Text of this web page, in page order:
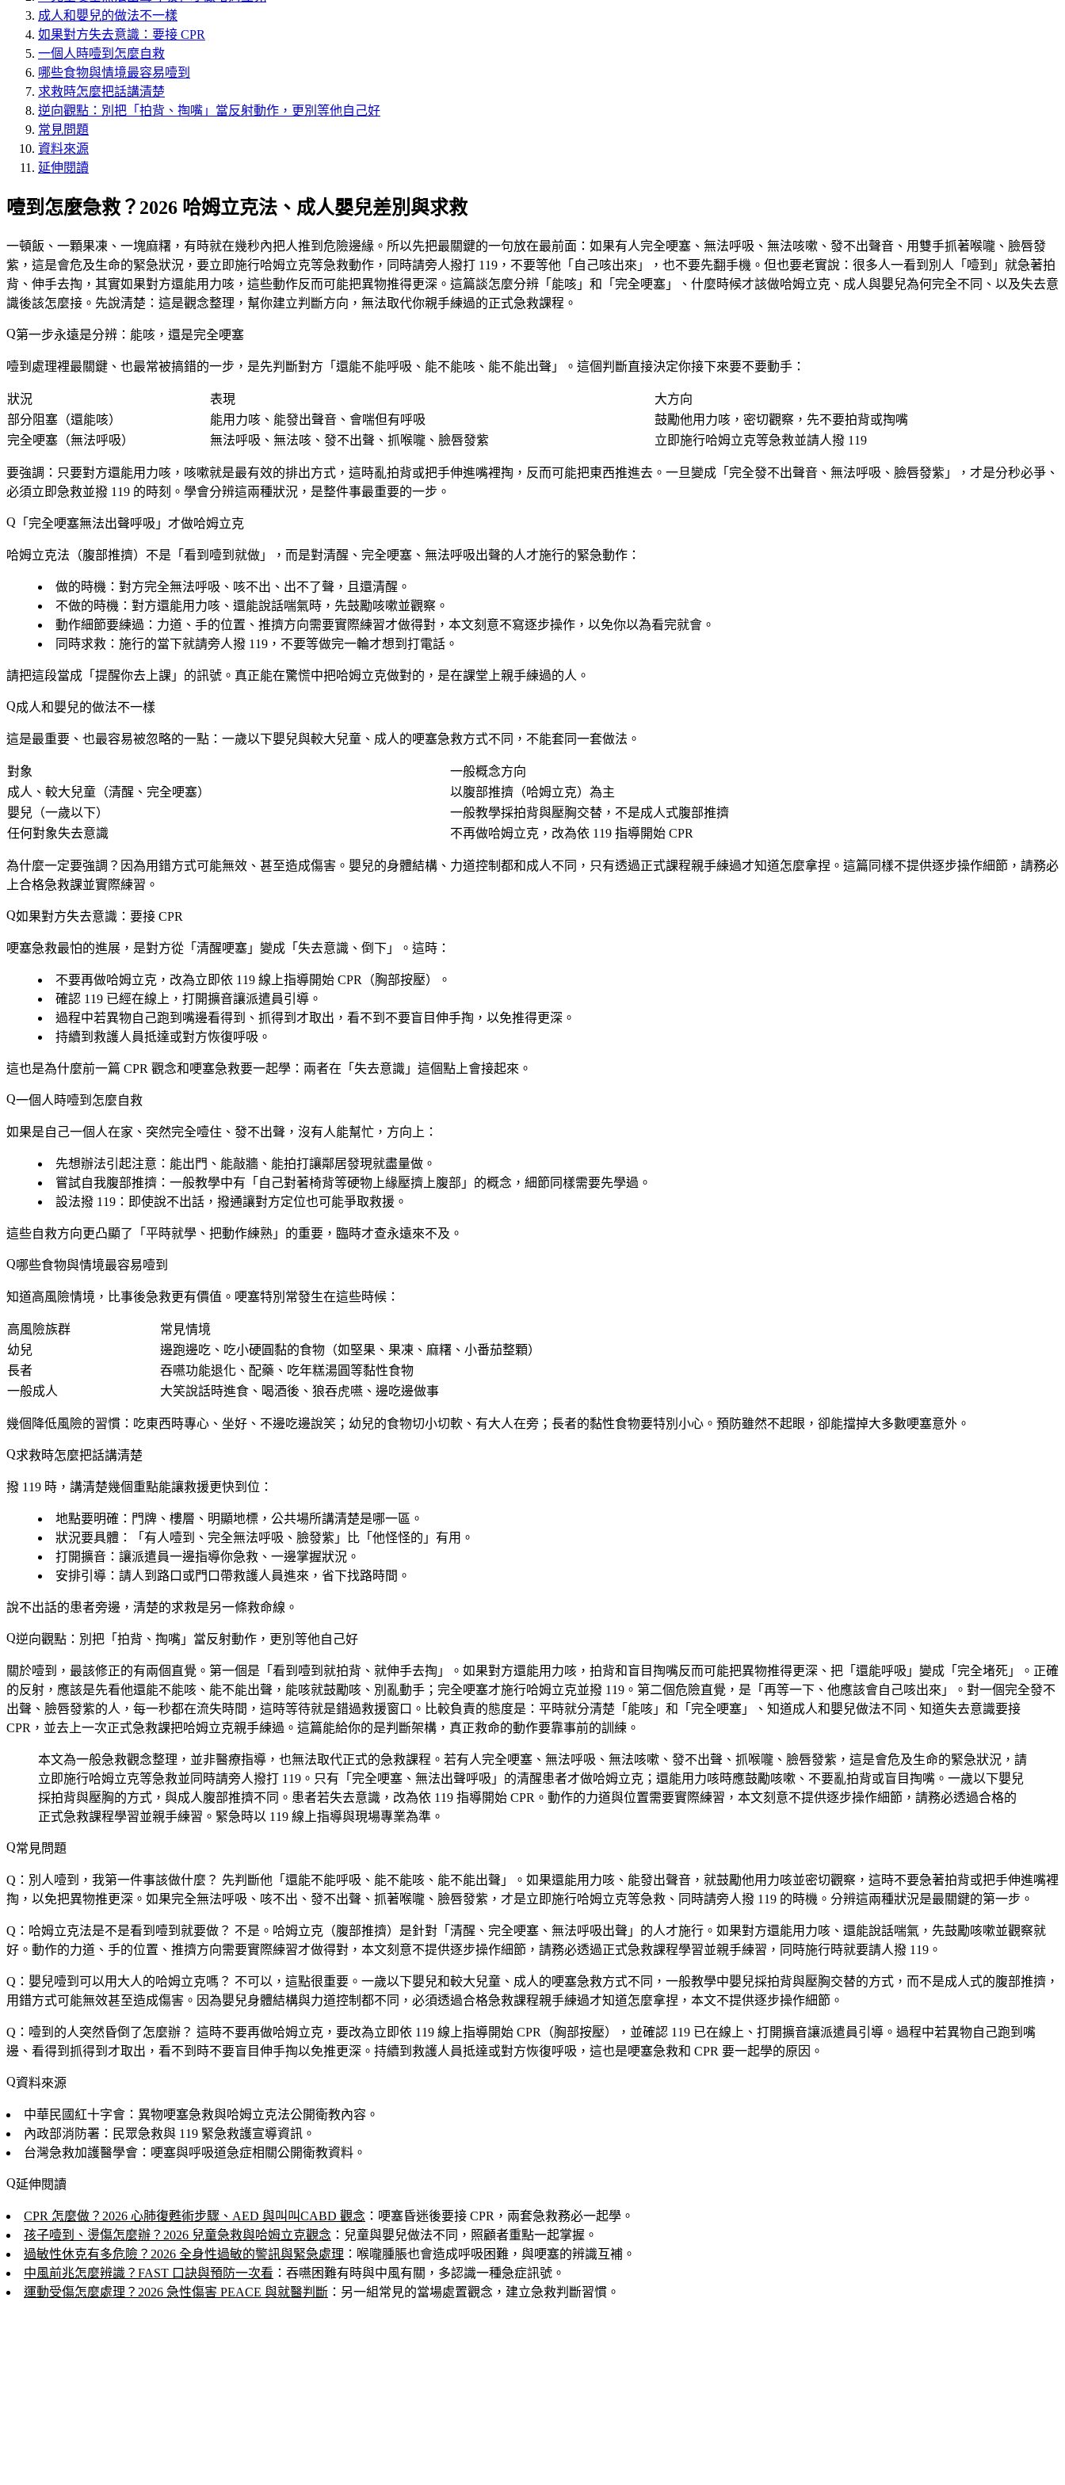
成人和嬰兒的做法不一樣
如果對方失去意識：要接 CPR
一個人時噎到怎麼自救
哪些食物與情境最容易噎到
求救時怎麼把話講清楚
逆向觀點：別把「拍背、掏嘴」當反射動作，更別等他自己好
常見問題
資料來源
延伸閱讀
噎到怎麼急救？2026 哈姆立克法、成人嬰兒差別與求救
一頓飯、一顆果凍、一塊麻糬，有時就在幾秒內把人推到危險邊緣。所以先把最關鍵的一句放在最前面： 如果有人完全哽塞、無法呼吸、無法咳嗽、發不出聲音、用雙手抓著喉嚨、臉唇發
紫，這是會危及生命的緊急狀況，要立即施行哈姆立克等急救動作，同時請旁人撥打 119 ，不要等他「自己咳出來」，也不要先翻手機。但也要老實說：很多人一看到別人「噎到」就急著拍
背、伸手去掏，其實如果對方還能用力咳，這些動作反而可能把異物推得更深。這篇談怎麼分辨「能咳」和「完全哽塞」、什麼時候才該做哈姆立克、成人與嬰兒為何完全不同、以及失去意
識後該怎麼接。先說清楚： 這是觀念整理，幫你建立判斷方向，無法取代你親手練過的正式急救課程 。
第一步永遠是分辨：能咳，還是完全哽塞
噎到處理裡最關鍵、也最常被搞錯的一步，是先判斷對方「還能不能呼吸、能不能咳、能不能出聲」。這個判斷直接決定你接下來要不要動手：
狀況 表現
大方向
部分阻塞（還能咳）
能用力咳、能發出聲音、會喘但有呼吸
鼓勵他用力咳，密切觀察，先不要拍背或掏嘴
完全哽塞（無法呼吸）
無法呼吸、無法咳、發不出聲、抓喉嚨、臉唇發紫 立即施行哈姆立克等急救並請人撥 119
要強調： 只要對方還能用力咳，咳嗽就是最有效的排出方式 ，這時亂拍背或把手伸進嘴裡掏，反而可能把東西推進去。一旦變成「完全發不出聲音、無法呼吸、臉唇發紫」，才是分秒必爭、
必須立即急救並撥 119 的時刻。學會分辨這兩種狀況，是整件事最重要的一步。
「完全哽塞無法出聲呼吸」才做哈姆立克
哈姆立克法（腹部推擠）不是「看到噎到就做」，而是對清醒、完全哽塞、無法呼吸出聲的人才施行的緊急動作：
做的時機 ：對方完全無法呼吸、咳不出、出不了聲，且還清醒。
不做的時機 ：對方還能用力咳、還能說話喘氣時，先鼓勵咳嗽並觀察。
動作細節要練過 ：力道、手的位置、推擠方向需要實際練習才做得對， 本文刻意不寫逐步操作 ，以免你以為看完就會。
同時求救 ：施行的當下就請旁人撥 119，不要等做完一輪才想到打電話。
請把這段當成「提醒你去上課」的訊號。真正能在驚慌中把哈姆立克做對的，是在課堂上親手練過的人。
成人和嬰兒的做法不一樣
這是最重要、也最容易被忽略的一點： 一歲以下嬰兒與較大兒童、成人的哽塞急救方式不同，不能套同一套做法 。
對象
一般概念方向
成人、較大兒童（清醒、完全哽塞）
以腹部推擠（哈姆立克）為主
嬰兒（一歲以下）
一般教學採拍背與壓胸交替，不是成人式腹部推擠
任何對象失去意識
不再做哈姆立克，改為依 119 指導開始 CPR
為什麼一定要強調？因為用錯方式可能無效、甚至造成傷害 。嬰兒的身體結構、力道控制都和成人不同，只有透過正式課程親手練過才知道怎麼拿捏。這篇同樣不提供逐步操作細節，請務必
上合格急救課並實際練習。
如果對方失去意識：要接 CPR
哽塞急救最怕的進展，是對方從「清醒哽塞」變成「失去意識、倒下」。這時：
不要再做哈姆立克 ，改為立即依 119 線上指導開始 CPR（胸部按壓）。
確認 119 已經在線上 ，打開擴音讓派遣員引導。
過程中若異物自己跑到嘴邊看得到、抓得到 才取出， 看不到不要盲目伸手掏 ，以免推得更深。
持續到救護人員抵達或對方恢復呼吸。
這也是為什麼前一篇 CPR 觀念和哽塞急救要一起學：兩者在「失去意識」這個點上會接起來。
一個人時噎到怎麼自救
如果是自己一個人在家、突然完全噎住、發不出聲，沒有人能幫忙，方向上：
先想辦法引起注意 ：能出門、能敲牆、能拍打讓鄰居發現就盡量做。
嘗試自我腹部推擠 ：一般教學中有「自己對著椅背等硬物上緣壓擠上腹部」的概念，細節同樣需要先學過。
設法撥 119 ：即使說不出話，撥通讓對方定位也可能爭取救援。
這些自救方向更凸顯了「平時就學、把動作練熟」的重要，臨時才查永遠來不及。
哪些食物與情境最容易噎到
知道高風險情境，比事後急救更有價值。哽塞特別常發生在這些時候：
高風險族群
常見情境
幼兒
邊跑邊吃、吃小硬圓黏的食物（如堅果、果凍、麻糬、小番茄整顆）
長者
吞嚥功能退化、配藥、吃年糕湯圓等黏性食物
一般成人
大笑說話時進食、喝酒後、狼吞虎嚥、邊吃邊做事
幾個降低風險的習慣：吃東西時專心、坐好、不邊吃邊說笑；幼兒的食物切小切軟、有大人在旁；長者的黏性食物要特別小心。預防雖然不起眼，卻能擋掉大多數哽塞意外。
求救時怎麼把話講清楚
撥 119 時，講清楚幾個重點能讓救援更快到位：
地點要明確 ：門牌、樓層、明顯地標，公共場所講清楚是哪一區。
狀況要具體 ：「有人噎到、完全無法呼吸、臉發紫」比「他怪怪的」有用。
打開擴音 ：讓派遣員一邊指導你急救、一邊掌握狀況。
安排引導 ：請人到路口或門口帶救護人員進來，省下找路時間。
說不出話的患者旁邊，清楚的求救是另一條救命線。
逆向觀點：別把「拍背、掏嘴」當反射動作，更別等他自己好
關於噎到，最該修正的有兩個直覺。第一個是「看到噎到就拍背、就伸手去掏」。如果對方還能用力咳，拍背和盲目掏嘴反而可能把異物推得更深、把「還能呼吸」變成「完全堵死」。正確
的反射，應該是先看他還能不能咳、能不能出聲 ，能咳就鼓勵咳、別亂動手；完全哽塞才施行哈姆立克並撥 119。第二個危險直覺，是「再等一下、他應該會自己咳出來」。對一個完全發不
出聲、臉唇發紫的人，每一秒都在流失時間，這時等待就是錯過救援窗口。比較負責的態度是：平時就分清楚「能咳」和「完全哽塞」、知道成人和嬰兒做法不同、知道失去意識要接
CPR，並去上一次正式急救課把哈姆立克親手練過。這篇能給你的是判斷架構，真正救命的動作要靠事前的訓練。
本文為一般急救觀念整理，並非醫療指導，也無法取代正式的急救課程。若有人完全哽塞、無法呼吸、無法咳嗽、發不出聲、抓喉嚨、臉唇發紫，這是會危及生命的緊急狀況，請
立即施行哈姆立克等急救並同時請旁人撥打 119。只有「完全哽塞、無法出聲呼吸」的清醒患者才做哈姆立克；還能用力咳時應鼓勵咳嗽、不要亂拍背或盲目掏嘴。一歲以下嬰兒
採拍背與壓胸的方式，與成人腹部推擠不同。患者若失去意識，改為依 119 指導開始 CPR。動作的力道與位置需要實際練習，本文刻意不提供逐步操作細節，請務必透過合格的
正式急救課程學習並親手練習。緊急時以 119 線上指導與現場專業為準。
常見問題
Q：別人噎到，我第一件事該做什麼？ 先判斷他「還能不能呼吸、能不能咳、能不能出聲」。如果還能用力咳、能發出聲音，就鼓勵他用力咳並密切觀察，這時不要急著拍背或把手伸進嘴裡
掏，以免把異物推更深。如果完全無法呼吸、咳不出、發不出聲、抓著喉嚨、臉唇發紫，才是立即施行哈姆立克等急救、同時請旁人撥 119 的時機。分辨這兩種狀況是最關鍵的第一步。
Q：哈姆立克法是不是看到噎到就要做？ 不是。哈姆立克（腹部推擠）是針對「清醒、完全哽塞、無法呼吸出聲」的人才施行。如果對方還能用力咳、還能說話喘氣，先鼓勵咳嗽並觀察就
好。動作的力道、手的位置、推擠方向需要實際練習才做得對，本文刻意不提供逐步操作細節，請務必透過正式急救課程學習並親手練習，同時施行時就要請人撥 119。
Q：嬰兒噎到可以用大人的哈姆立克嗎？ 不可以，這點很重要。一歲以下嬰兒和較大兒童、成人的哽塞急救方式不同，一般教學中嬰兒採拍背與壓胸交替的方式，而不是成人式的腹部推擠，
用錯方式可能無效甚至造成傷害。因為嬰兒身體結構與力道控制都不同，必須透過合格急救課程親手練過才知道怎麼拿捏，本文不提供逐步操作細節。
Q：噎到的人突然昏倒了怎麼辦？ 這時不要再做哈姆立克，要改為立即依 119 線上指導開始 CPR（胸部按壓），並確認 119 已在線上、打開擴音讓派遣員引導。過程中若異物自己跑到嘴
邊、看得到抓得到才取出，看不到時不要盲目伸手掏以免推更深。持續到救護人員抵達或對方恢復呼吸，這也是哽塞急救和 CPR 要一起學的原因。
資料來源
中華民國紅十字會：異物哽塞急救與哈姆立克法公開衛教內容。
內政部消防署：民眾急救與 119 緊急救護宣導資訊。
台灣急救加護醫學會：哽塞與呼吸道急症相關公開衛教資料。
延伸閱讀
CPR 怎麼做？2026 心肺復甦術步驟、AED 與叫叫CABD 觀念 ：哽塞昏迷後要接 CPR，兩套急救務必一起學。
孩子噎到、燙傷怎麼辦？2026 兒童急救與哈姆立克觀念 ：兒童與嬰兒做法不同，照顧者重點一起掌握。
過敏性休克有多危險？2026 全身性過敏的警訊與緊急處理 ：喉嚨腫脹也會造成呼吸困難，與哽塞的辨識互補。
中風前兆怎麼辨識？FAST 口訣與預防一次看 ：吞嚥困難有時與中風有關，多認識一種急症訊號。
運動受傷怎麼處理？2026 急性傷害 PEACE 與就醫判斷 ：另一組常見的當場處置觀念，建立急救判斷習慣。